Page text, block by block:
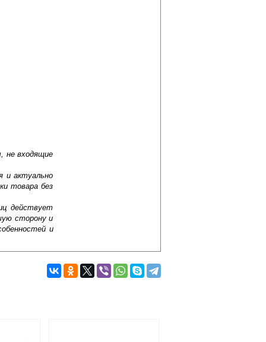
не входящие
и актуально
товара без
действует
сторону и
и